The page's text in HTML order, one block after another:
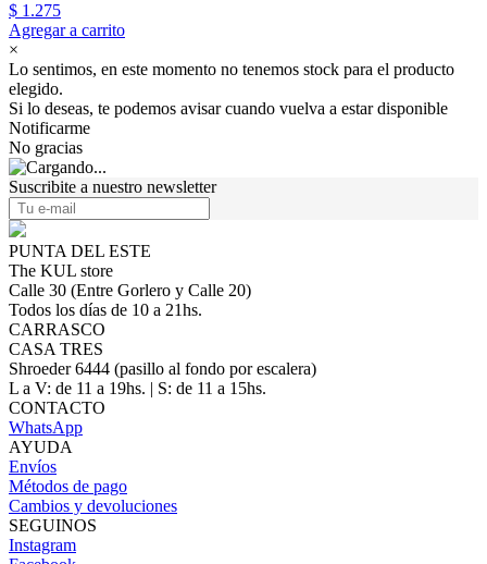
$ 1.275
Agregar a carrito
×
Lo sentimos, en este momento no tenemos stock para el producto
elegido.
Si lo deseas, te podemos avisar cuando vuelva a estar disponible
Notificarme
No gracias
Suscribite a nuestro newsletter
PUNTA DEL ESTE
The KUL store
Calle 30 (Entre Gorlero y Calle 20)
Todos los días de 10 a 21hs.
CARRASCO
CASA TRES
Shroeder 6444 (pasillo al fondo por escalera)
L a V: de 11 a 19hs. | S: de 11 a 15hs.
CONTACTO
WhatsApp
AYUDA
Envíos
Métodos de pago
Cambios y devoluciones
SEGUINOS
Instagram